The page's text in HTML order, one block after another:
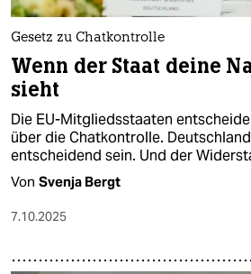
Gesetz zu Chatkontrolle
Wenn der Staat deine
sieht
Die EU-Mitgliedsstaaten
über die Chatkontrolle.
entscheidend sein. Und der
Von Svenja Bergt
7.10.2025